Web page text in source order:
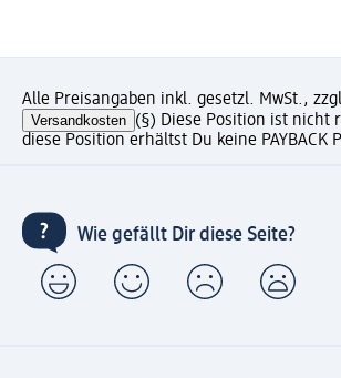
Alle Preisangaben inkl. gesetzl. MwSt.,
Versandkosten (§) Diese Position ist nicht
diese Position erhältst Du keine PAYBACK
Wie gefällt Dir diese Seite?